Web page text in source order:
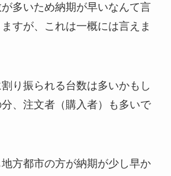
多いため納期が早いなんて言
すが、これは一概には言えま
り振られる台数は多いかもし
、注文者（購入者）も多いで
方都市の方が納期が少し早か